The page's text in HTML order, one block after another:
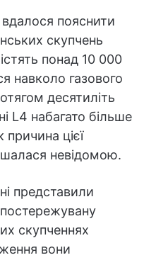
пояснити
скупчень
понад 10 000
навколо газового
десятиліть
L4 набагато більше
причина цієї
невідомою.
представили
скупченнях
вони